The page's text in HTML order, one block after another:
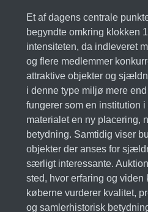
Et af dagens centrale
begyndte omkring klokken
intensiteten, da indleveret
og flere medlemmer
attraktive objekter og
i denne type miljø mere
fungerer som en institution
materialet en ny placering,
betydning. Samtidig viser
objekter der anses for
særligt interessante.
sted, hvor erfaring og viden
køberne vurderer kvalitet,
og samlerhistorisk